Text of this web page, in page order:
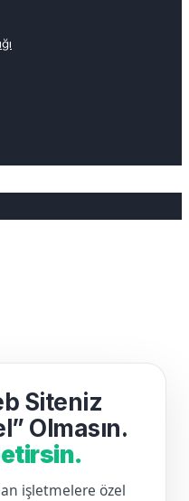
Siteniz
Olmasın.
işletmelere özel